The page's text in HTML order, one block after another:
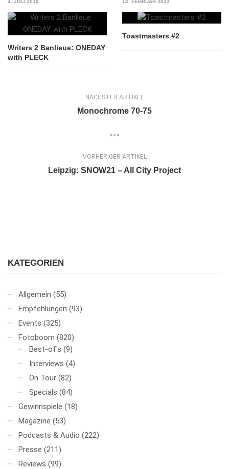
Writers 2 Banlieue: ONEDAY
with PLECK
Toastmasters #2
NÄCHSTER ARTIKEL
Monochrome 70-75
VORHERIGER ARTIKEL
Leipzig: SNOW21 – All City Project
KATEGORIEN
Allgemein (55)
Empfehlungen (93)
Events (325)
Fotoboom (820)
Best-of's (9)
Interviews (4)
On Tour (82)
Specials (84)
Gewinnspiele (18)
Magazine (53)
Podcasts & Audio (222)
Presse (211)
Reviews (99)